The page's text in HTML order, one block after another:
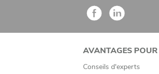
AVANTAGES
Conseils d'experts